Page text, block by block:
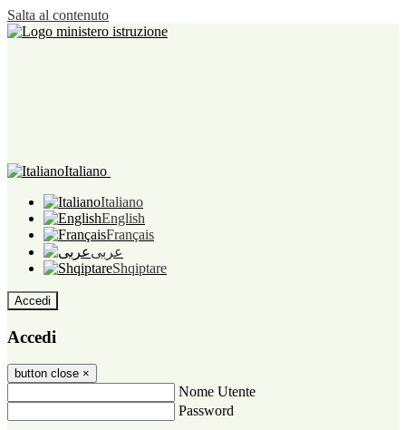
Salta al contenuto
Italiano
Italiano
English
Français
عربى
Shqiptare
Accedi
Accedi
button close ×
Nome Utente
Password